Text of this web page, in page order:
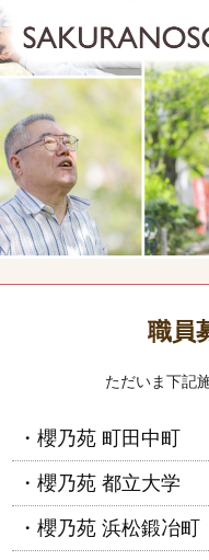
職員
ただいま下記
・櫻乃苑 町田中町
・櫻乃苑 都立大学
・櫻乃苑 浜松鍛冶町